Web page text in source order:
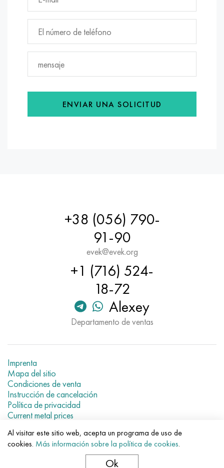
ENVIAR UNA SOLICITUD
+38 (056) 790-
91-90
evek@evek.org
+1 (716) 524-
18-72
Alexey
Departamento de ventas
Imprenta
Mapa del sitio
Condiciones de venta
Instrucción de cancelación
Política de privacidad
Current metal prices
© 2007–2026 «Evek GmbH»
El uso de los materiales de la web sin enlaces directos para el
Al visitar este sitio web, acepta un programa de uso de
cookies. Más información sobre la política de cookies.
Ok